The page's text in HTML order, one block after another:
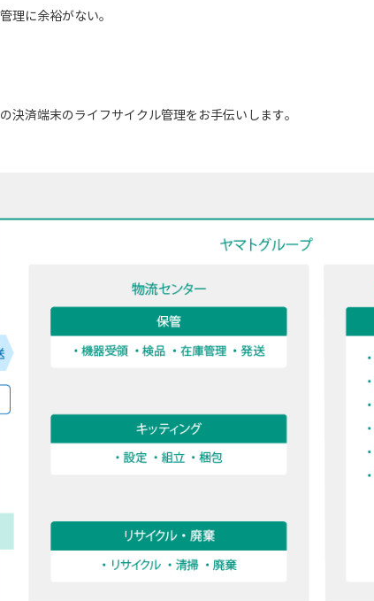
理に余裕がない。
済端末のライフサイクル管理をお手伝いします。